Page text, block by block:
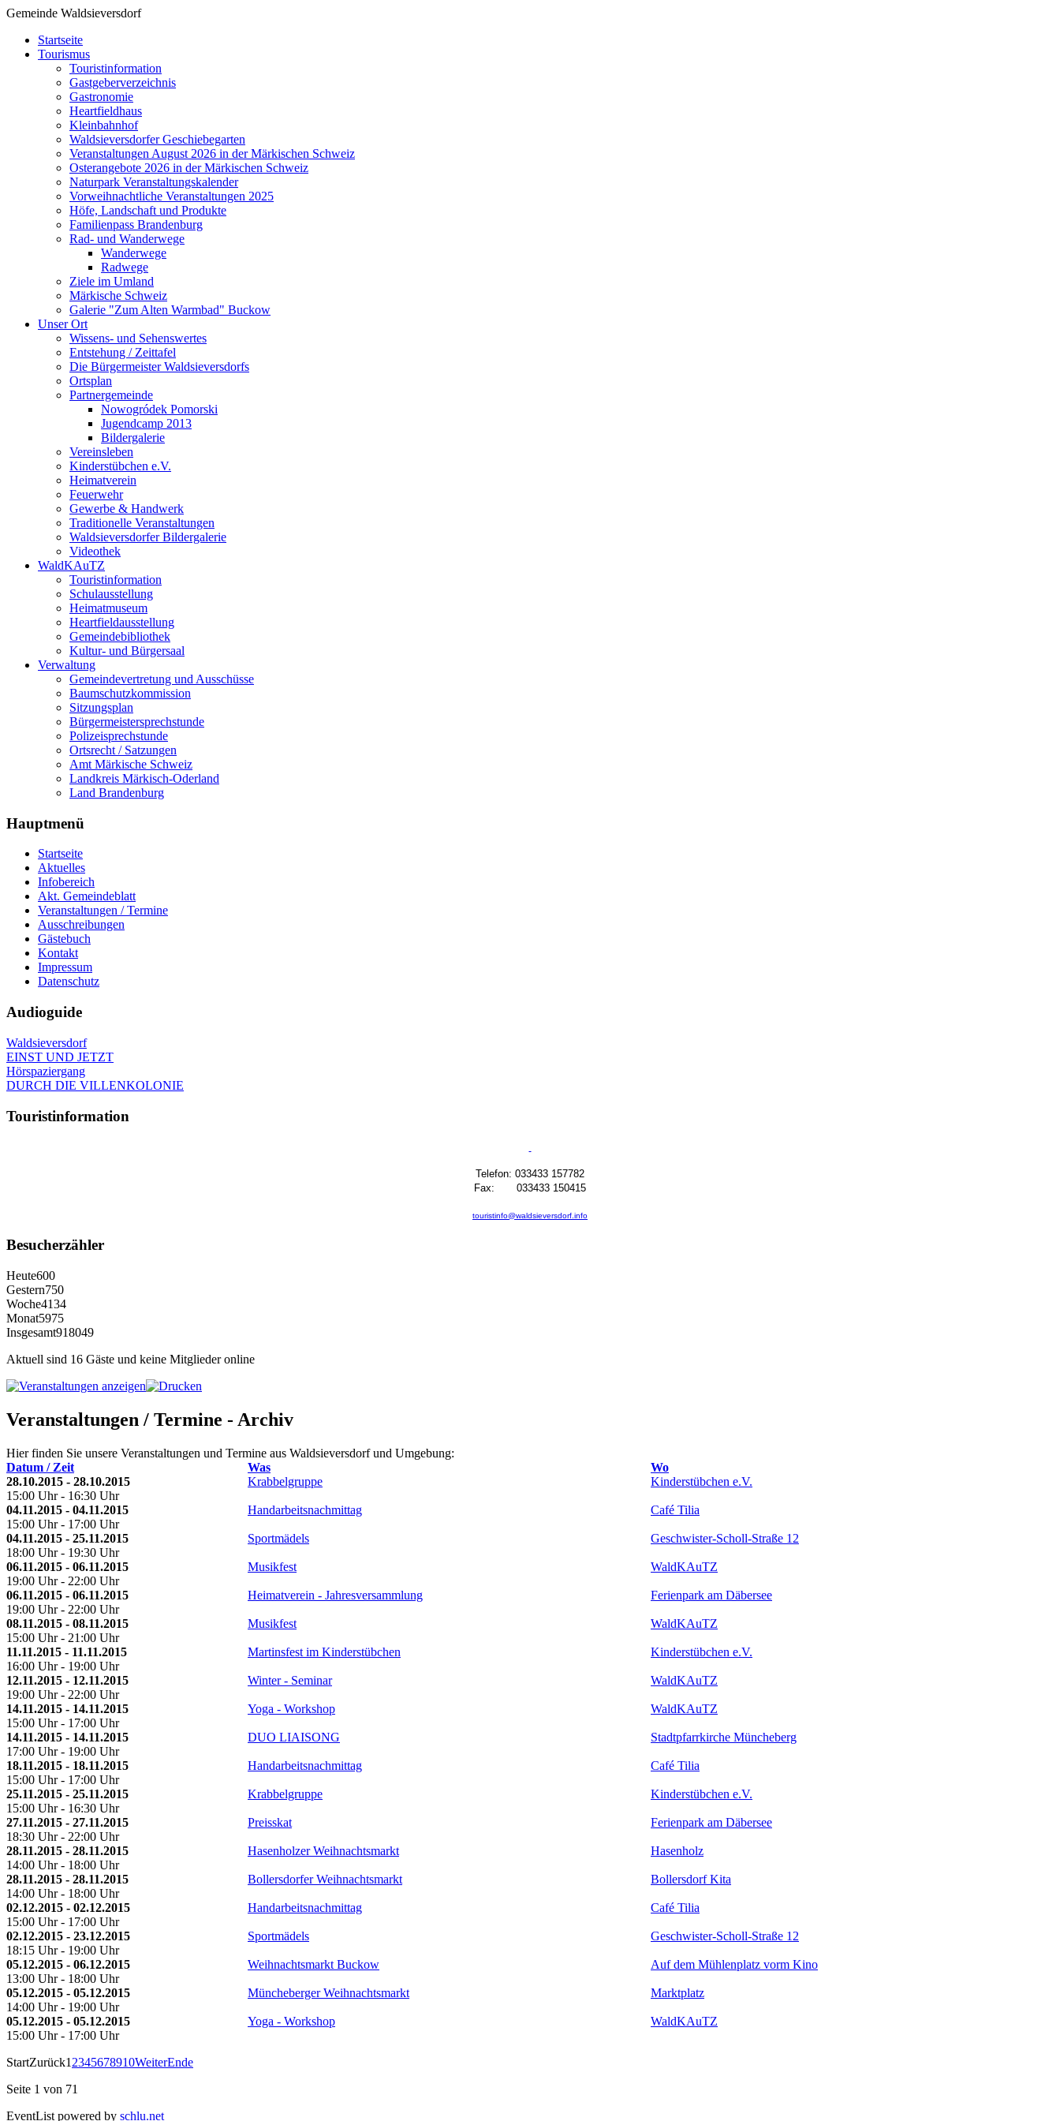
Gemeinde Waldsieversdorf
Startseite
Tourismus
Touristinformation
Gastgeberverzeichnis
Gastronomie
Heartfieldhaus
Kleinbahnhof
Waldsieversdorfer Geschiebegarten
Veranstaltungen August 2026 in der Märkischen Schweiz
Osterangebote 2026 in der Märkischen Schweiz
Naturpark Veranstaltungskalender
Vorweihnachtliche Veranstaltungen 2025
Höfe, Landschaft und Produkte
Familienpass Brandenburg
Rad- und Wanderwege
Wanderwege
Radwege
Ziele im Umland
Märkische Schweiz
Galerie "Zum Alten Warmbad" Buckow
Unser Ort
Wissens- und Sehenswertes
Entstehung / Zeittafel
Die Bürgermeister Waldsieversdorfs
Ortsplan
Partnergemeinde
Nowogródek Pomorski
Jugendcamp 2013
Bildergalerie
Vereinsleben
Kinderstübchen e.V.
Heimatverein
Feuerwehr
Gewerbe & Handwerk
Traditionelle Veranstaltungen
Waldsieversdorfer Bildergalerie
Videothek
WaldKAuTZ
Touristinformation
Schulausstellung
Heimatmuseum
Heartfieldausstellung
Gemeindebibliothek
Kultur- und Bürgersaal
Verwaltung
Gemeindevertretung und Ausschüsse
Baumschutzkommission
Sitzungsplan
Bürgermeistersprechstunde
Polizeisprechstunde
Ortsrecht / Satzungen
Amt Märkische Schweiz
Landkreis Märkisch-Oderland
Land Brandenburg
Hauptmenü
Startseite
Aktuelles
Infobereich
Akt. Gemeindeblatt
Veranstaltungen / Termine
Ausschreibungen
Gästebuch
Kontakt
Impressum
Datenschutz
Audioguide
Waldsieversdorf
EINST UND JETZT
Hörspaziergang
DURCH DIE VILLENKOLONIE
Touristinformation
Telefon: 033433 157782
Fax: 033433 150415
touristinfo@waldsieversdorf.info
Besucherzähler
Heute600
Gestern750
Woche4134
Monat5975
Insgesamt918049
Aktuell sind 16 Gäste und keine Mitglieder online
Veranstaltungen / Termine - Archiv
Hier finden Sie unsere Veranstaltungen und Termine aus Waldsieversdorf und Umgebung:
Datum / Zeit
Was
Wo
28.10.2015 - 28.10.2015
15:00 Uhr - 16:30 Uhr
Krabbelgruppe Kinderstübchen e.V.
04.11.2015 - 04.11.2015
15:00 Uhr - 17:00 Uhr
Handarbeitsnachmittag Café Tilia
04.11.2015 - 25.11.2015
18:00 Uhr - 19:30 Uhr
Sportmädels Geschwister-Scholl-Straße 12
06.11.2015 - 06.11.2015
19:00 Uhr - 22:00 Uhr
Musikfest WaldKAuTZ
06.11.2015 - 06.11.2015
19:00 Uhr - 22:00 Uhr
Heimatverein - Jahresversammlung Ferienpark am Däbersee
08.11.2015 - 08.11.2015
15:00 Uhr - 21:00 Uhr
Musikfest WaldKAuTZ
11.11.2015 - 11.11.2015
16:00 Uhr - 19:00 Uhr
Martinsfest im Kinderstübchen Kinderstübchen e.V.
12.11.2015 - 12.11.2015
19:00 Uhr - 22:00 Uhr
Winter - Seminar WaldKAuTZ
14.11.2015 - 14.11.2015
15:00 Uhr - 17:00 Uhr
Yoga - Workshop WaldKAuTZ
14.11.2015 - 14.11.2015
17:00 Uhr - 19:00 Uhr
DUO LIAISONG Stadtpfarrkirche Müncheberg
18.11.2015 - 18.11.2015
15:00 Uhr - 17:00 Uhr
Handarbeitsnachmittag Café Tilia
25.11.2015 - 25.11.2015
15:00 Uhr - 16:30 Uhr
Krabbelgruppe Kinderstübchen e.V.
27.11.2015 - 27.11.2015
18:30 Uhr - 22:00 Uhr
Preisskat Ferienpark am Däbersee
28.11.2015 - 28.11.2015
14:00 Uhr - 18:00 Uhr
Hasenholzer Weihnachtsmarkt Hasenholz
28.11.2015 - 28.11.2015
14:00 Uhr - 18:00 Uhr
Bollersdorfer Weihnachtsmarkt Bollersdorf Kita
02.12.2015 - 02.12.2015
15:00 Uhr - 17:00 Uhr
Handarbeitsnachmittag Café Tilia
02.12.2015 - 23.12.2015
18:15 Uhr - 19:00 Uhr
Sportmädels Geschwister-Scholl-Straße 12
05.12.2015 - 06.12.2015
13:00 Uhr - 18:00 Uhr
Weihnachtsmarkt Buckow Auf dem Mühlenplatz vorm Kino
05.12.2015 - 05.12.2015
14:00 Uhr - 19:00 Uhr
Müncheberger Weihnachtsmarkt Marktplatz
05.12.2015 - 05.12.2015
15:00 Uhr - 17:00 Uhr
Yoga - Workshop WaldKAuTZ
StartZurück1 2345678910WeiterEnde
Seite 1 von 71
EventList powered by schlu.net